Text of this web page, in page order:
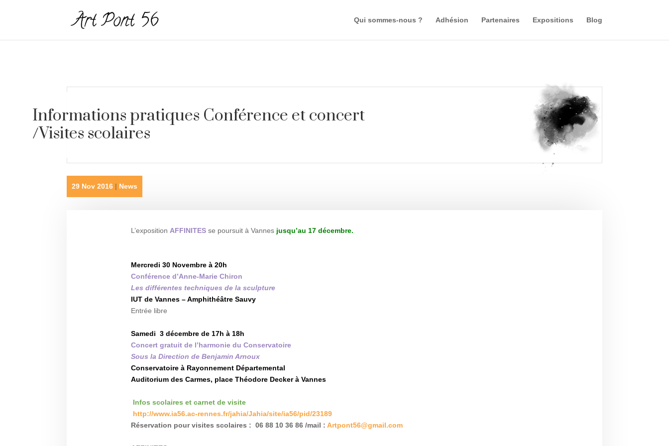
Qui sommes-nous ? Adhésion Partenaires Expositions Blog
Informations pratiques Conférence et concert
/Visites scolaires
29 Nov 2016 | News
L’exposition AFFINITESse poursuit à Vannes jusqu’au 17 décembre.
Mercredi 30 Novembre à 20h
Conférence d’Anne-Marie Chiron
Les différentes techniques de la sculpture
IUT de Vannes – Amphithéâtre Sauvy
Entrée libre
Samedi 3 décembre de 17h à 18h
Concert gratuit de l’harmonie du Conservatoire
Sous la Direction de Benjamin Arnoux
Conservatoire à Rayonnement Départemental
Auditorium des Carmes, place Théodore Decker à Vannes
Infos scolaires et carnet de visite
http://www.ia56.ac-rennes.fr/jahia/Jahia/site/ia56/pid/23189
Réservation pour visites scolaires : 06 88 10 36 86 /mail :Artpont56@gmail.com